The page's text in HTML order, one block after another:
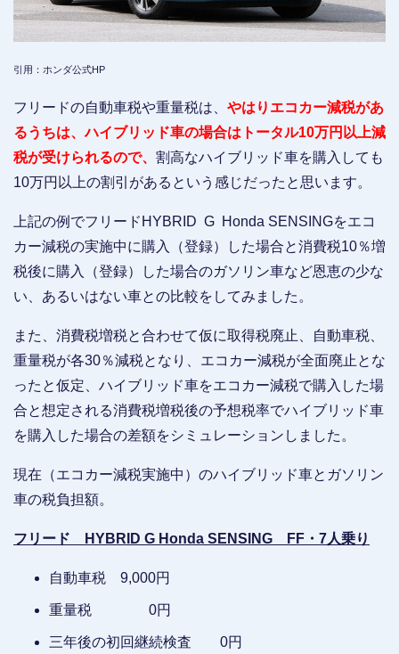
引用：ホンダ公式HP
フリードの自動車税や重量税は、 やはりエコカー減税があ
るうちは、ハイブリッド車の場合はトータル10万円以上減
税が受けられるので、 割高なハイブリッド車を購入しても
10万円以上の割引があるという感じだったと思います。
上記の例でフリードHYBRID G Honda SENSINGをエコ
カー減税の実施中に購入（登録）した場合と消費税10％増
税後に購入（登録）した場合のガソリン車など恩恵の少な
い、あるいはない車との比較をしてみました。
また、消費税増税と合わせて仮に取得税廃止、自動車税、
重量税が各30％減税となり、エコカー減税が全面廃止とな
ったと仮定、ハイブリッド車をエコカー減税で購入した場
合と想定される消費税増税後の予想税率でハイブリッド車
を購入した場合の差額をシミュレーションしました。
現在（エコカー減税実施中）のハイブリッド車とガソリン
車の税負担額。
フリード HYBRID G Honda SENSING FF・7人乗り
自動車税 9,000円
重量税 0円
三年後の初回継続検査 0円